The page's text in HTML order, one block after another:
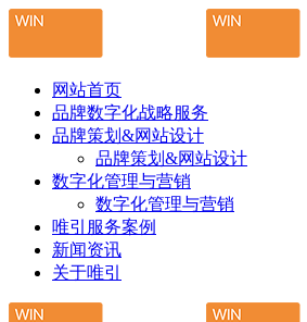
网站首页
品牌数字化战略服务
品牌策划&网站设计
品牌策划&网站设计
数字化管理与营销
数字化管理与营销
唯引服务案例
新闻资讯
关于唯引